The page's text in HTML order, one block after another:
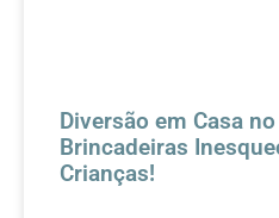
Diversão em Casa
Brincadeiras
Crianças!